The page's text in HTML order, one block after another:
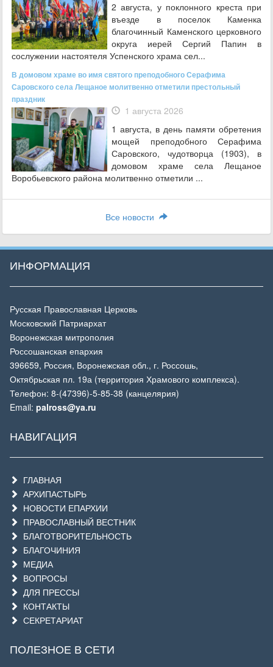
2 августа, у поклонного креста при
въезде в поселок Каменка
благочинный Каменского церковного
округа иерей Сергий Папин в
сослужении настоятеля Успенского храма сел...
В домовом храме во имя святого преподобного Серафима
Саровского села Лещаное молитвенно отметили престольный
праздник
1 августа 2026
1 августа, в день памяти обретения
мощей преподобного Серафима
Саровского, чудотворца (1903), в
домовом храме села Лещаное
Воробьевского района молитвенно отметили ...
Все новости
ИНФОРМАЦИЯ
Русская Православная Церковь
Московский Патриархат
Воронежская митрополия
Россошанская епархия
396659, Россия, Воронежская обл., г. Россошь,
Октябрьская пл. 19а (территория Храмового комплекса).
Телефон: 8-(47396)-5-85-38 (канцелярия)
Email: palross@ya.ru
НАВИГАЦИЯ
ГЛАВНАЯ
АРХИПАСТЫРЬ
НОВОСТИ ЕПАРХИИ
ПРАВОСЛАВНЫЙ ВЕСТНИК
БЛАГОТВОРИТЕЛЬНОСТЬ
БЛАГОЧИНИЯ
МЕДИА
ВОПРОСЫ
ДЛЯ ПРЕССЫ
КОНТАКТЫ
СЕКРЕТАРИАТ
ПОЛЕЗНОЕ В СЕТИ